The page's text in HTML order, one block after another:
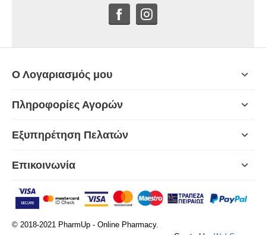
Ο Λογαριασμός μου
Πληροφορίες Αγορών
Εξυπηρέτηση Πελατών
Επικοινωνία
© 2018-2021 PharmUp - Online Pharmacy.